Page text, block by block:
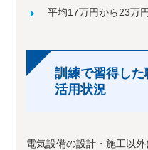
平均17万円から23万
訓練で習得し
活用状況
電気設備の設計・施工以